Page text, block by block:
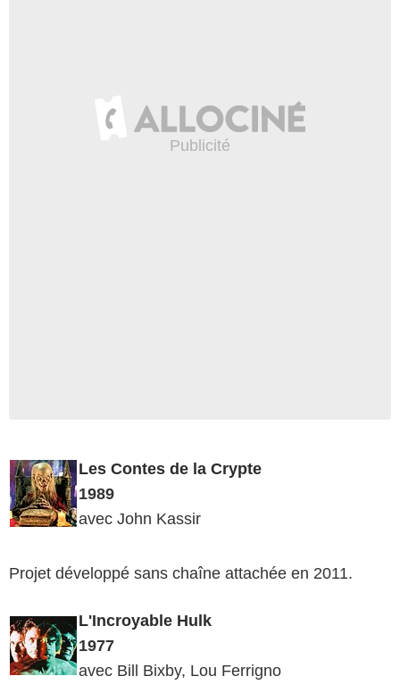
Les Contes de la Crypte
1989
avec John Kassir
Projet développé sans chaîne attachée en 2011.
L'Incroyable Hulk
1977
avec Bill Bixby, Lou Ferrigno